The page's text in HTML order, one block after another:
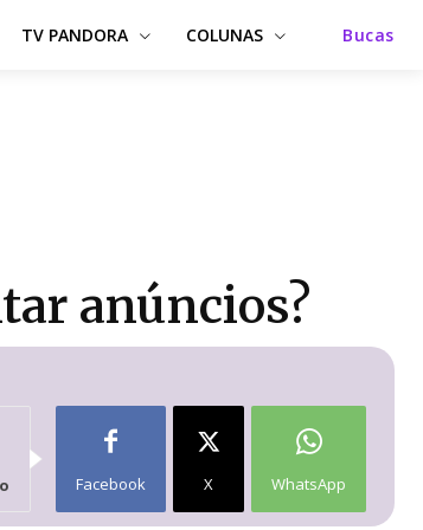
TV PANDORA COLUNAS Bucas
anúncios?
Facebook X WhatsApp